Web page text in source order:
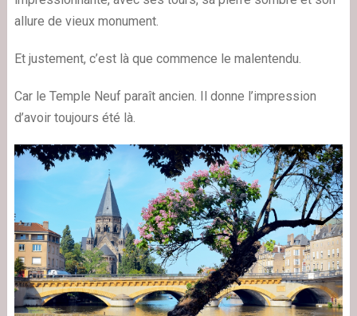
allure de vieux monument.
Et justement, c’est là que commence le malentendu.
Car le Temple Neuf paraît ancien. Il donne l’impression
d’avoir toujours été là.